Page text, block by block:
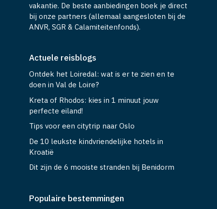
vakantie. De beste aanbiedingen boek je direct
bij onze partners (allemaal aangesloten bij de
ANVR, SGR & Calamiteitenfonds).
Actuele reisblogs
Ontdek het Loiredal: wat is er te zien en te
doen in Val de Loire?
Kreta of Rhodos: kies in 1 minuut jouw
perfecte eiland!
Tips voor een citytrip naar Oslo
De 10 leukste kindvriendelijke hotels in
Kroatië
Dit zijn de 6 mooiste stranden bij Benidorm
Populaire bestemmingen